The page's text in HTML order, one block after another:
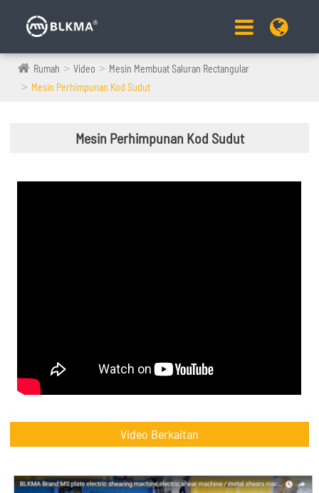
Rumah Video
Mesin Membuat Saluran Rectangular
Mesin Perhimpunan Kod Sudut
Mesin Perhimpunan Kod Sudut
Video Berkaitan